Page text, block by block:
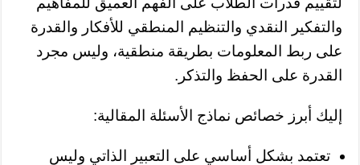
والتفكير النقدي والتنظيم المنطقي للأفكار والقدرة
على ربط المعلومات بطريقة منطقية، وليس مجرد
القدرة على الحفظ والتذكر.
إليك أبرز خصائص نماذج الأسئلة المقالية:
تعتمد بشكل أساسي على التعبير الذاتي وليس